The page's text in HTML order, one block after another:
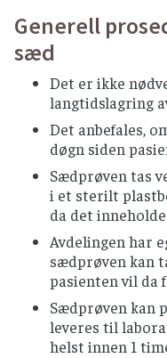
Generell
sæd
Det er ikke
langtidslagring
Det anbefales,
døgn siden
Sædprøven tas
i et sterilt
da det
Avdelingen har
sædprøven kan
pasienten vil da
Sædprøven kan
leveres til
helst innen 1